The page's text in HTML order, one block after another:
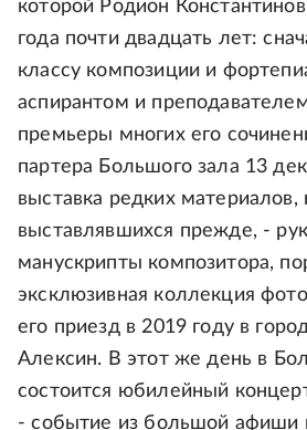
которой Родион
года почти двадцать лет:
классу композиции и
аспирантом и
премьеры многих его
партера Большого зала 13
выставка редких материалов,
выставлявшихся прежде, -
манускрипты композитора,
эксклюзивная коллекция
его приезд в 2019 году в
Алексин. В этот же день в
состоится юбилейный
- событие из большой афиши